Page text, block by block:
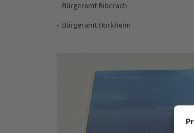
- Bürgeramt Biberach
- Bürgeramt Horkheim